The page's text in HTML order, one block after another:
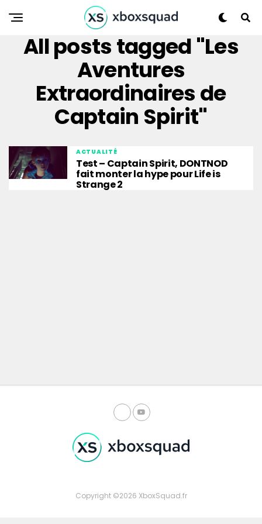
All posts tagged "Les
Aventures
Extraordinaires de
Captain Spirit"
ACTUALITÉ
Test – Captain Spirit, DONTNOD
fait monter la hype pour Life is
Strange 2
Copyright ©2026 XboxSquad.fr